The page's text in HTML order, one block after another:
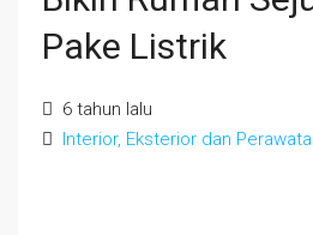
Pake Listrik
6 tahun lalu
Interior, Eksterior dan